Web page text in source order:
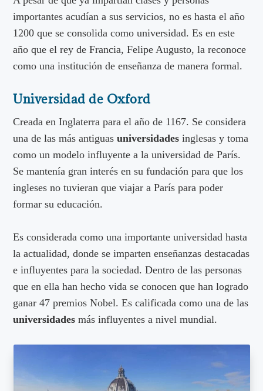
importantes acudían a sus servicios, no es hasta el año
1200 que se consolida como universidad. Es en este
año que el rey de Francia, Felipe Augusto, la reconoce
como una institución de enseñanza de manera formal.
Universidad de Oxford
Creada en Inglaterra para el año de 1167. Se considera
una de las más antiguasuniversidades inglesas y toma
como un modelo influyente a la universidad de París.
Se mantenía gran interés en su fundación para que los
ingleses no tuvieran que viajar a París para poder
formar su educación.
Es considerada como una importante universidad hasta
la actualidad, donde se imparten enseñanzas destacadas
e influyentes para la sociedad. Dentro de las personas
que en ella han hecho vida se conocen que han logrado
ganar 47 premios Nobel. Es calificada como una de las
universidades más influyentes a nivel mundial.